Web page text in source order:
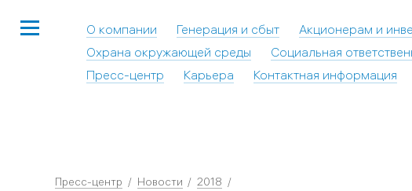
О компании Генерация и сбыт
Акционерам и
Охрана окружающей среды
Социальная
Пресс-центр
Карьера Контактная информация
Пресс-центр Новости 2018